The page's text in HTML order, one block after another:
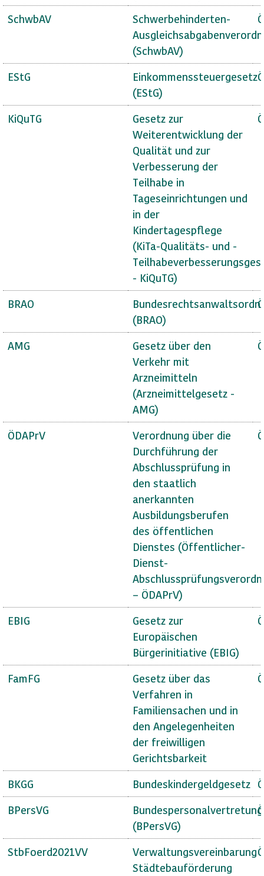
SchwbAV
Schwerbehinderten-
(SchwbAV)
EStG
Einkommenssteuergesetz
(EStG)
KiQuTG
Gesetz zur
Weiterentwicklung der
Qualität und zur
Verbesserung der
Teilhabe in
Tageseinrichtungen und
in der
Kindertagespflege
(KiTa-Qualitäts- und -
- KiQuTG)
BRAO
(BRAO)
AMG
Gesetz über den
Verkehr mit
Arzneimitteln
(Arzneimittelgesetz -
AMG)
ÖDAPrV
Verordnung über die
Durchführung der
Abschlussprüfung in
den staatlich
anerkannten
Ausbildungsberufen
des öffentlichen
Dienstes (Öffentlicher-
Dienst-
– ÖDAPrV)
EBIG
Gesetz zur
Europäischen
Bürgerinitiative (EBIG)
FamFG
Gesetz über das
Verfahren in
Familiensachen und in
den Angelegenheiten
der freiwilligen
Gerichtsbarkeit
BKGG Bundeskindergeldgesetz
BPersVG
(BPersVG)
StbFoerd2021VV
Verwaltungsvereinbarung
Städtebauförderung